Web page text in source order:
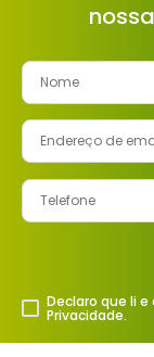
Declaro que li
Privacidade.